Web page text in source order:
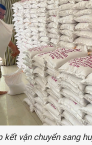
kết vận chuyển sang